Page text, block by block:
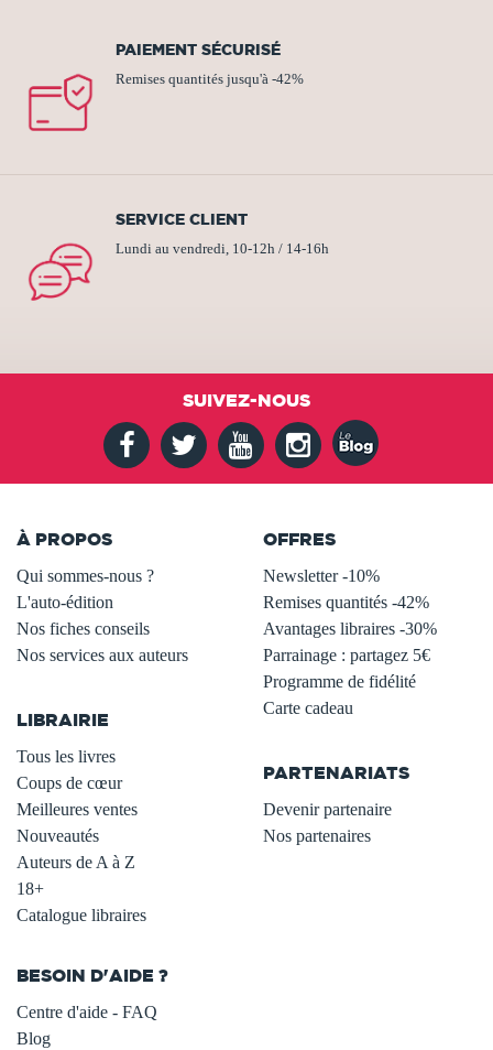
PAIEMENT SÉCURISÉ
Remises quantités jusqu'à -42%
SERVICE CLIENT
Lundi au vendredi, 10-12h / 14-16h
SUIVEZ-NOUS
À PROPOS
Qui sommes-nous ?
L'auto-édition
Nos fiches conseils
Nos services aux auteurs
LIBRAIRIE
Tous les livres
Coups de cœur
Meilleures ventes
Nouveautés
Auteurs de A à Z
18+
Catalogue libraires
OFFRES
Newsletter -10%
Remises quantités -42%
Avantages libraires -30%
Parrainage : partagez 5€
Programme de fidélité
Carte cadeau
PARTENARIATS
Devenir partenaire
Nos partenaires
BESOIN D'AIDE ?
Centre d'aide - FAQ
Blog